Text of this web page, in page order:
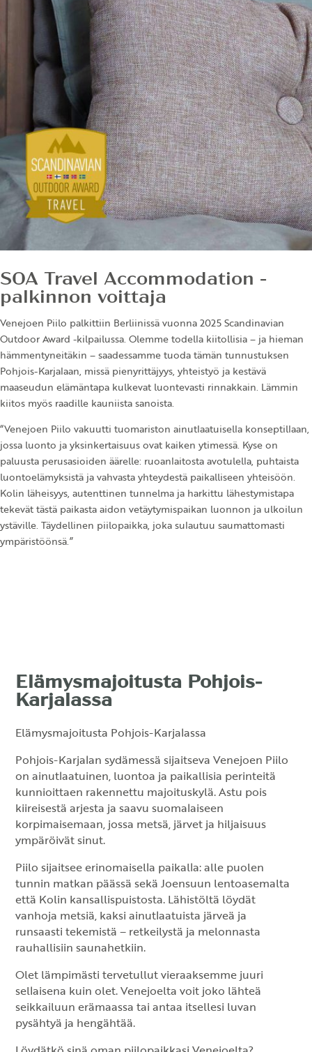
SOA Travel Accommodation -
palkinnon voittaja
Venejoen Piilo palkittiin Berliinissä vuonna 2025 Scandinavian
Outdoor Award -kilpailussa. Olemme todella kiitollisia – ja hieman
hämmentyneitäkin – saadessamme tuoda tämän tunnustuksen
Pohjois-Karjalaan, missä pienyrittäjyys, yhteistyö ja kestävä
maaseudun elämäntapa kulkevat luontevasti rinnakkain. Lämmin
kiitos myös raadille kauniista sanoista.
“Venejoen Piilo vakuutti tuomariston ainutlaatuisella konseptillaan,
jossa luonto ja yksinkertaisuus ovat kaiken ytimessä. Kyse on
paluusta perusasioiden äärelle: ruoanlaitosta avotulella, puhtaista
luontoelämyksistä ja vahvasta yhteydestä paikalliseen yhteisöön.
Kolin läheisyys, autenttinen tunnelma ja harkittu lähestymistapa
tekevät tästä paikasta aidon vetäytymispaikan luonnon ja ulkoilun
ystäville. Täydellinen piilopaikka, joka sulautuu saumattomasti
ympäristöönsä.”
Elämysmajoitusta Pohjois-
Karjalassa
Elämysmajoitusta Pohjois-Karjalassa
Pohjois-Karjalan sydämessä sijaitseva Venejoen Piilo
on ainutlaatuinen, luontoa ja paikallisia perinteitä
kunnioittaen rakennettu majoituskylä. Astu pois
kiireisestä arjesta ja saavu suomalaiseen
korpimaisemaan, jossa metsä, järvet ja hiljaisuus
ympäröivät sinut.
Piilo sijaitsee erinomaisella paikalla: alle puolen
tunnin matkan päässä sekä Joensuun lentoasemalta
että Kolin kansallispuistosta. Lähistöltä löydät
vanhoja metsiä, kaksi ainutlaatuista järveä ja
runsaasti tekemistä – retkeilystä ja melonnasta
rauhallisiin saunahetkiin.
Olet lämpimästi tervetullut vieraaksemme juuri
sellaisena kuin olet. Venejoelta voit joko lähteä
seikkailuun erämaassa tai antaa itsellesi luvan
pysähtyä ja hengähtää.